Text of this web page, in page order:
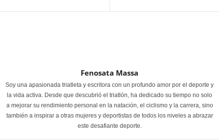
Fenosata Massa
Soy una apasionada triatleta y escritora con un profundo amor por el deporte y
la vida activa. Desde que descubrió el triatlón, ha dedicado su tiempo no solo
a mejorar su rendimiento personal en la natación, el ciclismo y la carrera, sino
también a inspirar a otras mujeres y deportistas de todos los niveles a abrazar
este desafiante deporte.